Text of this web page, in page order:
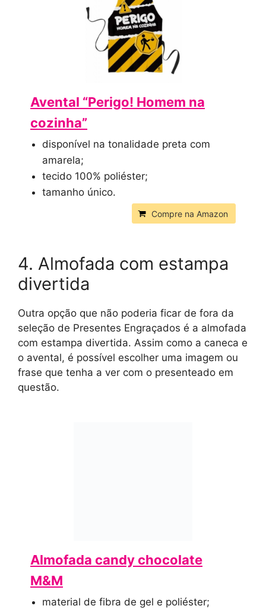
Avental “Perigo! Homem na
cozinha”
disponível na tonalidade preta com
amarela;
tecido 100% poliéster;
tamanho único.
Compre na Amazon
4. Almofada com estampa
divertida
Outra opção que não poderia ficar de fora da
seleção de Presentes Engraçados é a almofada
com estampa divertida. Assim como a caneca e
o avental, é possível escolher uma imagem ou
frase que tenha a ver com o presenteado em
questão.
Almofada candy chocolate
M&M
material de fibra de gel e poliéster;